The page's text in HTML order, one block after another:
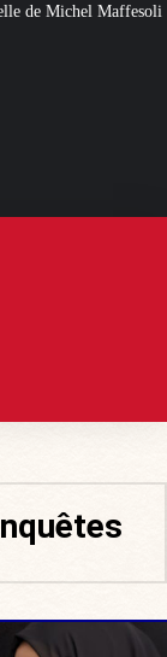
son influence en